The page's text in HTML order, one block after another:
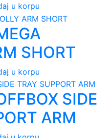
u korpu
SHORT
u korpu
SIDE
ARM